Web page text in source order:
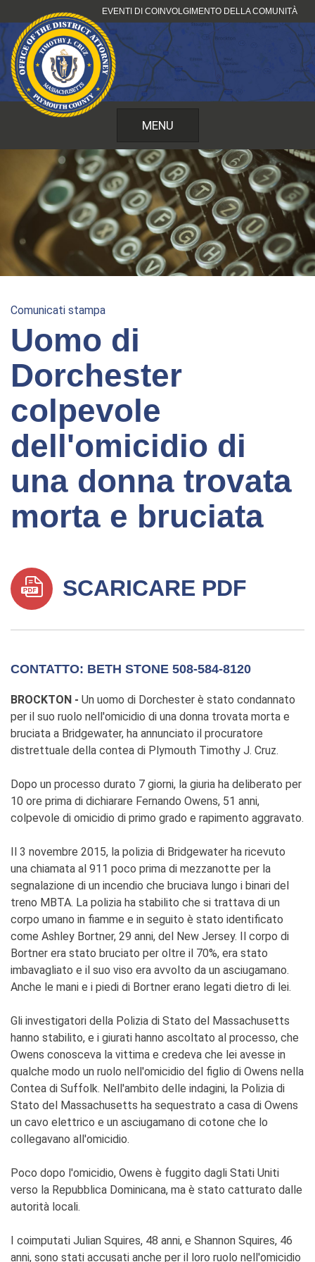
al
contenuto
EVENTI DI COINVOLGIMENTO DELLA COMUNITÀ
MENU
Comunicati stampa
Uomo di
Dorchester
colpevole
dell'omicidio di
una donna trovata
morta e bruciata
SCARICARE PDF
CONTATTO: BETH STONE 508-584-8120
BROCKTON - Un uomo di Dorchester è stato condannato
per il suo ruolo nell'omicidio di una donna trovata morta e
bruciata a Bridgewater, ha annunciato il procuratore
distrettuale della contea di Plymouth Timothy J. Cruz.
Dopo un processo durato 7 giorni, la giuria ha deliberato per
10 ore prima di dichiarare Fernando Owens, 51 anni,
colpevole di omicidio di primo grado e rapimento aggravato.
Il 3 novembre 2015, la polizia di Bridgewater ha ricevuto
una chiamata al 911 poco prima di mezzanotte per la
segnalazione di un incendio che bruciava lungo i binari del
treno MBTA. La polizia ha stabilito che si trattava di un
corpo umano in fiamme e in seguito è stato identificato
come Ashley Bortner, 29 anni, del New Jersey. Il corpo di
Bortner era stato bruciato per oltre il 70%, era stato
imbavagliato e il suo viso era avvolto da un asciugamano.
Anche le mani e i piedi di Bortner erano legati dietro di lei.
Gli investigatori della Polizia di Stato del Massachusetts
hanno stabilito, e i giurati hanno ascoltato al processo, che
Owens conosceva la vittima e credeva che lei avesse in
qualche modo un ruolo nell'omicidio del figlio di Owens nella
Contea di Suffolk. Nell'ambito delle indagini, la Polizia di
Stato del Massachusetts ha sequestrato a casa di Owens
un cavo elettrico e un asciugamano di cotone che lo
collegavano all'omicidio.
Poco dopo l'omicidio, Owens è fuggito dagli Stati Uniti
verso la Repubblica Dominicana, ma è stato catturato dalle
autorità locali.
I coimputati Julian Squires, 48 anni, e Shannon Squires, 46
anni, sono stati accusati anche per il loro ruolo nell'omicidio